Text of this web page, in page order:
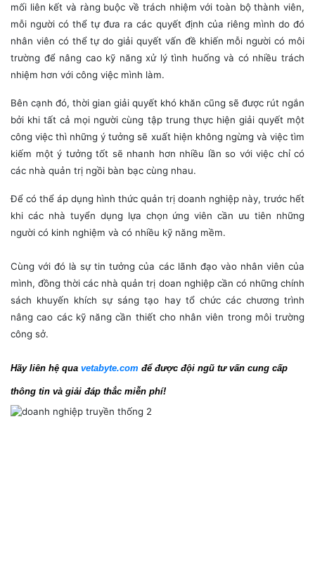
mối liên kết và ràng buộc về trách nhiệm với toàn bộ thành viên,
mỗi người có thể tự đưa ra các quyết định của riêng mình do đó
nhân viên có thể tự do giải quyết vấn đề khiến mỗi người có môi
trường để nâng cao kỹ năng xử lý tình huống và có nhiều trách
nhiệm hơn với công việc mình làm.
Bên cạnh đó, thời gian giải quyết khó khăn cũng sẽ được rút ngắn
bởi khi tất cả mọi người cùng tập trung thực hiện giải quyết một
công việc thì những ý tưởng sẽ xuất hiện không ngừng và việc tìm
kiếm một ý tưởng tốt sẽ nhanh hơn nhiều lần so với việc chỉ có
các nhà quản trị ngồi bàn bạc cùng nhau.
Để có thể áp dụng hình thức quản trị doanh nghiệp này, trước hết
khi các nhà tuyển dụng lựa chọn ứng viên cần ưu tiên những
người có kinh nghiệm và có nhiều kỹ năng mềm.
Cùng với đó là sự tin tưởng của các lãnh đạo vào nhân viên của
mình, đồng thời các nhà quản trị doan nghiệp cần có những chính
sách khuyến khích sự sáng tạo hay tổ chức các chương trình
nâng cao các kỹ năng cần thiết cho nhân viên trong môi trường
công sở.
Hãy liên hệ qua vetabyte.com để được đội ngũ tư vấn cung cấp
thông tin và giải đáp thắc miễn phí!